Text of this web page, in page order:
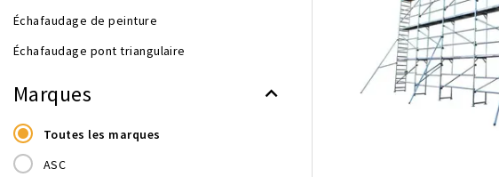
Échafaudage de peinture
Échafaudage pont triangulaire
Marques
Toutes les marques
ASC